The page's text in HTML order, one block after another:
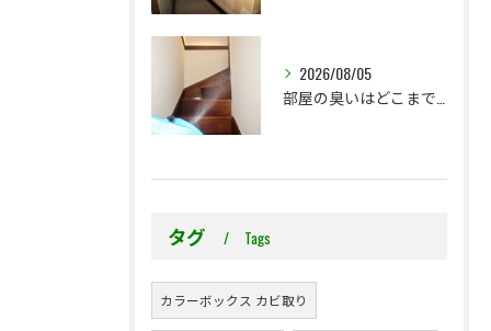
2026/08/05
タグ Tags
カラーボックス カビ取り